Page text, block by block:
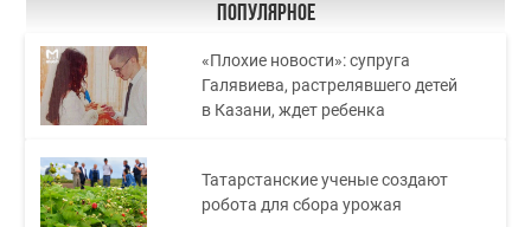
Популярное
«Плохие новости»: супруга
Галявиева, растрелявшего детей
в Казани, ждет ребенка
Татарстанские ученые создают
робота для сбора урожая